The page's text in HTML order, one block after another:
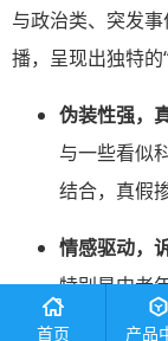
与政治类、突发
播，呈现出独特的
伪装性强，
与一些看似
结合，真假
情感驱动，
特别是中老
焦虑，并为
首页 产品